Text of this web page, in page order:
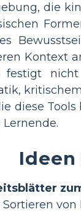
die
Kontext
festigt
diese